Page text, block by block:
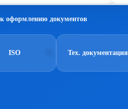
оформлению документов
ISO Тех. документация